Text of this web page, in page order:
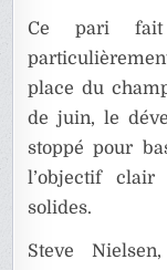
Ce pari
place du
de juin, le
stoppé pour
l’objectif
solides.
Steve